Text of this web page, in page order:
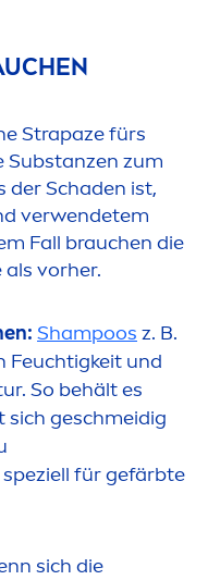
Strapaze fürs
Substanzen zum
der Schaden ist,
verwendetem
Fall brauchen die
vorher.
Shampoos z. B.
Feuchtigkeit und
So behält es
sich geschmeidig
für gefärbte
sich die